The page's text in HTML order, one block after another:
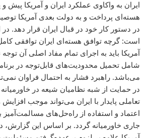
ایران به واکاوی عملکرد ایران و آمریکا پیش
هسته‌ای پرداخت و به دولت بعدی آمریکا
در دستور کار خود در قبال ایران قرار دهد.
است: گرچه توافق هسته‌ای ایران توافقی
آمریکا باید به اجرای تمام مفاد اصلی آن توجه
شامل تحمیل محدودیت‌های قابل‌توجه در
می‌باشد. راهبرد فشار به احتمال فراوان
در حمایت از شبه نظامیان شیعه در
تعاملی پایدار با ایران می‌تواند موجب
اعتماد و استفاده از راه‌حل‌های مسالمت‌آمیز
جاری خاورمیانه گردد. بر اساس این گزارش،